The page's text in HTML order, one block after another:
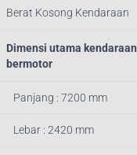
Berat Kosong Kendaraan
Dimensi utama kendaraan
bermotor
Panjang : 7200 mm
Lebar : 2420 mm